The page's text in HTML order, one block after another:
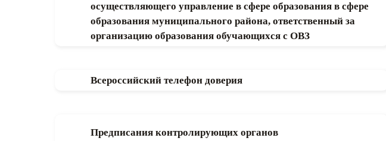
осуществляющего управление в сфере образования в сфере
образования муниципального района, ответственный за
организацию образования обучающихся с ОВЗ
Всероссийский телефон доверия
Предписания контролирующих органов